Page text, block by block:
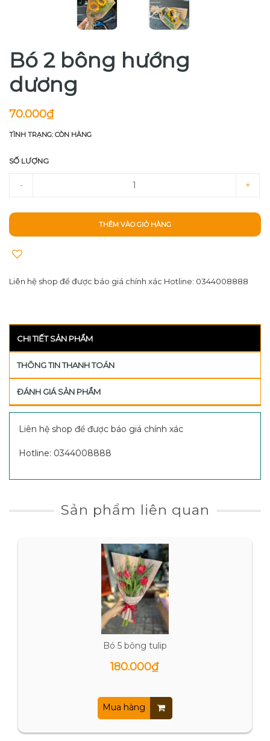
Bó 2 bông hướng
dương
70.000₫
TÌNH TRẠNG: CÒN HÀNG
SỐ LƯỢNG
- +
THÊM VÀO GIỎ HÀNG
Liên hệ shop để được báo giá chính xác Hotline: 0344008888
CHI TIẾT SẢN PHẨM
THÔNG TIN THANH TOÁN
ĐÁNH GIÁ SẢN PHẨM
Liên hệ shop để được báo giá chính xác
Hotline: 0344008888
Sản phẩm liên quan
Bó 5 bông tulip
180.000₫
Mua hàng